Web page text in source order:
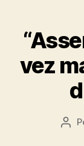
vez